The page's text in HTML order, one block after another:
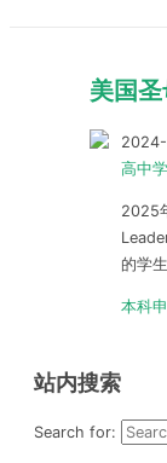
美国
高中
2025
的学生
本科
站内搜索
Search for: